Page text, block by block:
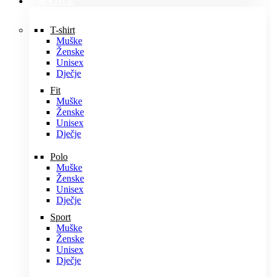
T-shirt
Muške
Ženske
Unisex
Dječje
Fit
Muške
Ženske
Unisex
Dječje
Polo
Muške
Ženske
Unisex
Dječje
Sport
Muške
Ženske
Unisex
Dječje